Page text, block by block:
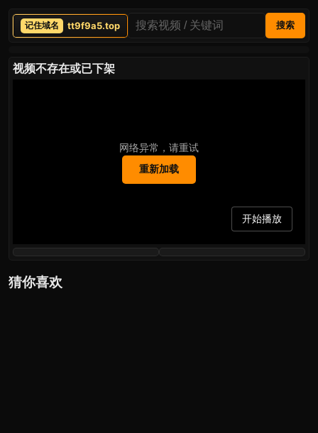
tt9f9a5.top 搜索
视频不存在或已下架
网络异常，请重试
重新加载
开始播放
猜你喜欢